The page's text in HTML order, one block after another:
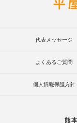
代表メッセージ
よくあるご質問
個人情報保護方針
熊